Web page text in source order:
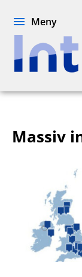
Meny
Massiv